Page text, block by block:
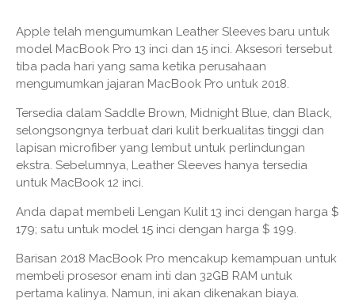
Apple telah mengumumkan Leather Sleeves baru untuk
model MacBook Pro 13 inci dan 15 inci. Aksesori tersebut
tiba pada hari yang sama ketika perusahaan
mengumumkan jajaran MacBook Pro untuk 2018.
Tersedia dalam Saddle Brown, Midnight Blue, dan Black,
selongsongnya terbuat dari kulit berkualitas tinggi dan
lapisan microfiber yang lembut untuk perlindungan
ekstra. Sebelumnya, Leather Sleeves hanya tersedia
untuk MacBook 12 inci.
Anda dapat membeli Lengan Kulit 13 inci dengan harga $
179; satu untuk model 15 inci dengan harga $ 199.
Barisan 2018 MacBook Pro mencakup kemampuan untuk
membeli prosesor enam inti dan 32GB RAM untuk
pertama kalinya. Namun, ini akan dikenakan biaya.